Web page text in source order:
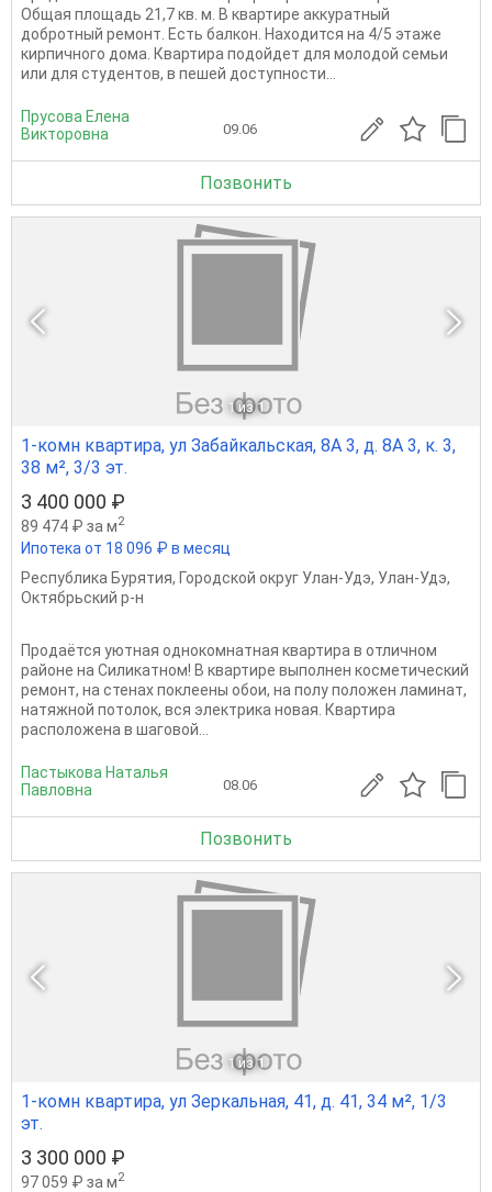
Общая площадь 21,7 кв. м. В квартире аккуратный
добротный ремонт. Есть балкон. Находится на 4/5 этаже
кирпичного дома. Квартира подойдет для молодой семьи
или для студентов, в пешей доступности...
Прусова Елена
Викторовна
09.06
Позвонить
1 из 1
1-комн квартира, ул Забайкальская, 8А 3, д. 8А 3, к. 3,
38 м², 3/3 эт.
3 400 000 ₽
89 474 ₽ за м2
Ипотека от 18 096 ₽ в месяц
Республика Бурятия, Городской округ Улан-Удэ, Улан-Удэ,
Октябрьский р-н
Продаётся уютная однокомнатная квартира в отличном
районе на Силикатном! В квартире выполнен косметический
ремонт, на стенах поклеены обои, на полу положен ламинат,
натяжной потолок, вся электрика новая. Квартира
расположена в шаговой...
Пастыкова Наталья
Павловна
08.06
Позвонить
1 из 1
1-комн квартира, ул Зеркальная, 41, д. 41, 34 м², 1/3
эт.
3 300 000 ₽
97 059 ₽ за м2